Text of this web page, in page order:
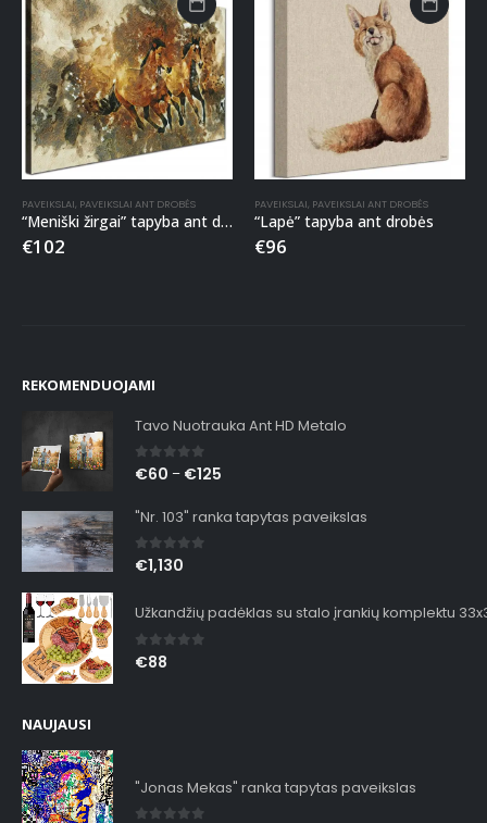
PAVEIKSLAI, PAVEIKSLAI ANT DROBĖS
“Meniški žirgai” tapyba ant drobės
€102
PAVEIKSLAI, PAVEIKSLAI ANT DROBĖS
“Lapė” tapyba ant drobės
€96
REKOMENDUOJAMI
Tavo Nuotrauka Ant HD Metalo
0out of 5
€60 – €125
"Nr. 103" ranka tapytas paveikslas
0out of 5
€1,130
Užkandžių padėklas su stalo įrankių komplektu
0out of 5
€88
NAUJAUSI
"Jonas Mekas" ranka tapytas paveikslas